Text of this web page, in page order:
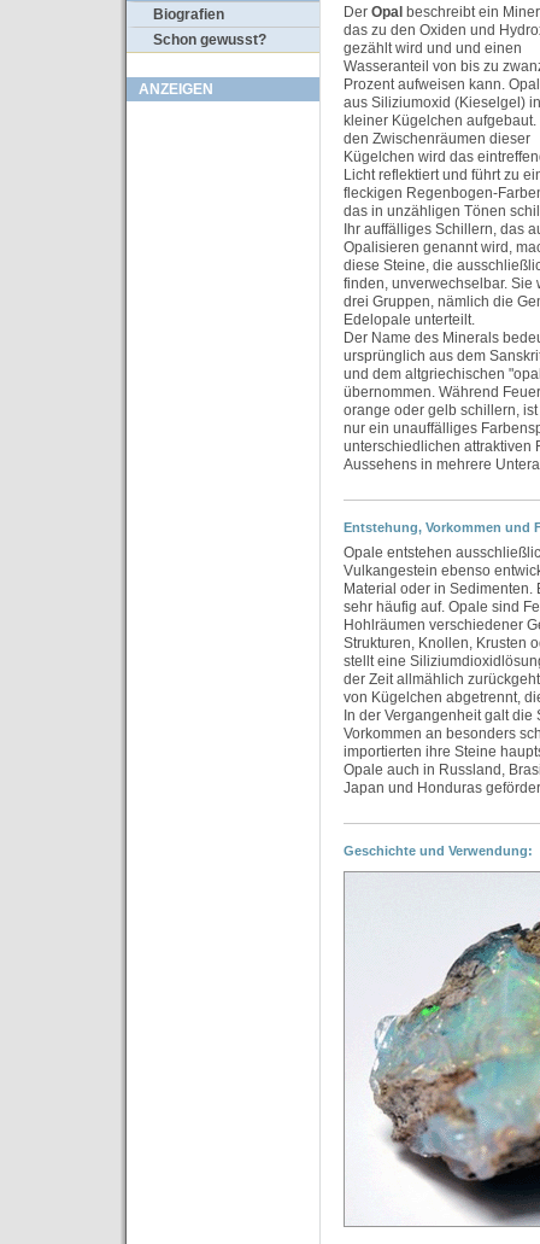
Biografien
Schon gewusst?
ANZEIGEN
Der Opal beschreibt ein
das zu den Oxiden und
gezählt wird und und einen
Wasseranteil von bis zu
Prozent aufweisen kann.
aus Siliziumoxid (Kieselgel)
kleiner Kügelchen aufgebaut.
den Zwischenräumen dieser
Kügelchen wird das
Licht reflektiert und führt zu
fleckigen Regenbogen-
das in unzähligen Tönen
Ihr auffälliges Schillern, das
Opalisieren genannt wird,
diese Steine, die
finden, unverwechselbar. Sie
drei Gruppen, nämlich die
Edelopale unterteilt.
Der Name des Minerals
ursprünglich aus dem
und dem altgriechischen
übernommen. Während
orange oder gelb schillern,
nur ein unauffälliges
unterschiedlichen attraktiven
Aussehens in mehrere
Entstehung, Vorkommen und
Opale entstehen
Vulkangestein ebenso
Material oder in
sehr häufig auf. Opale sind
Hohlräumen verschiedener
Strukturen, Knollen, Krusten
stellt eine
der Zeit allmählich
von Kügelchen abgetrennt,
In der Vergangenheit galt
Vorkommen an besonders
importierten ihre Steine
Opale auch in Russland,
Japan und Honduras
Geschichte und Verwendung: